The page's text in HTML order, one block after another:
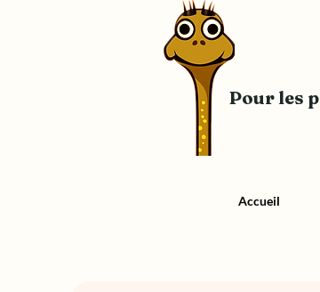
Pour les
Accueil